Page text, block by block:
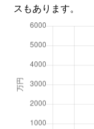
スもあります。